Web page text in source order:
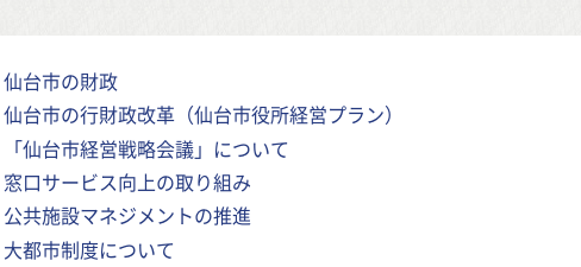
仙台市の財政
仙台市の行財政改革（仙台市役所経営プラン）
「仙台市経営戦略会議」について
窓口サービス向上の取り組み
公共施設マネジメントの推進
大都市制度について